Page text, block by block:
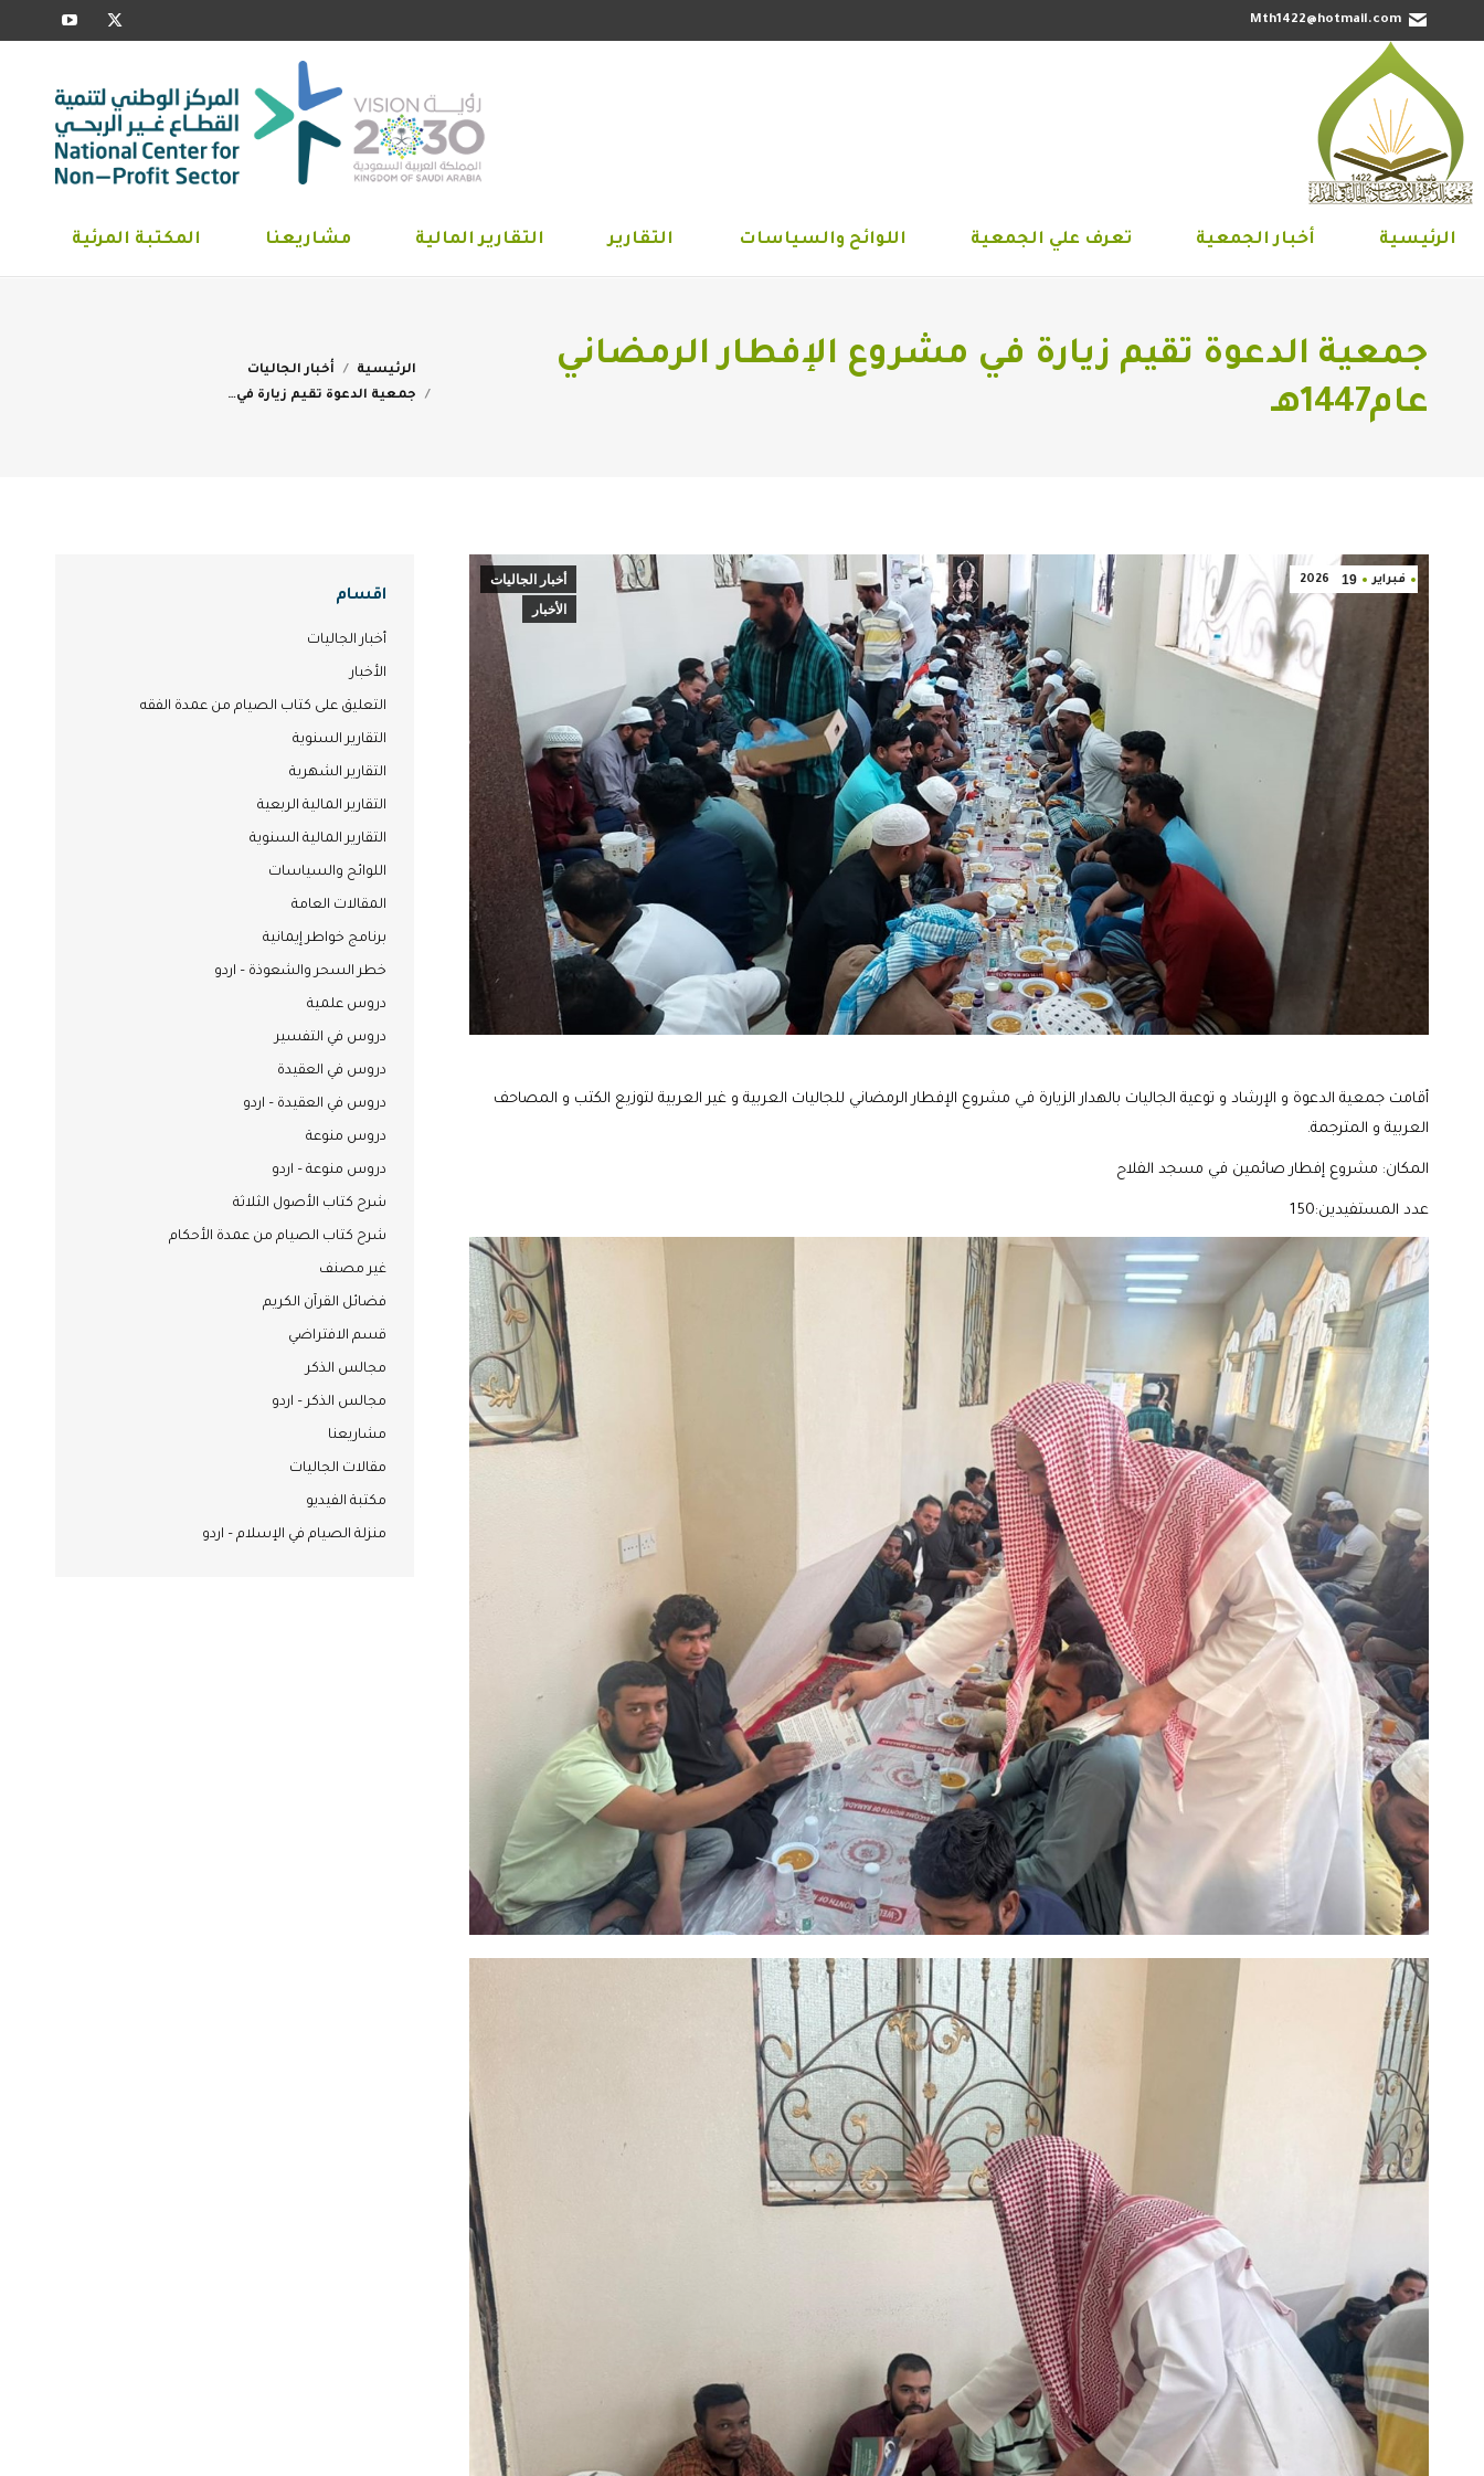
Mth1422@hotmail.com
X
opens
in
new
window
opens
in
new
window
الرئيسية أخبار الجمعية تعرف علي الجمعية اللوائح والسياسات التقارير التقارير المالية مشاريعنا المكتبة المرئية
جمعية الدعوة تقيم زيارة في مشروع الإفطار الرمضاني
عام1447هـ
You are here:
الرئيسية
أخبار الجاليات
جمعية الدعوة تقيم زيارة في…
فبراير 19
2026
أخبار الجاليات
الأخبار
أقامت جمعية الدعوة و الإرشاد و توعية الجاليات بالهدار الزيارة في مشروع الإفطار الرمضاني للجاليات العربية و غير العربية لتوزيع الكتب و المصاحف
العربية و المترجمة.
المكان: مشروع إفطار صائمين في مسجد الفلاح
عدد المستفيدين:150
اقسام
أخبار الجاليات
الأخبار
التعليق على كتاب الصيام من عمدة الفقه
التقارير السنوية
التقارير الشهرية
التقارير المالية الربعية
التقارير المالية السنوية
اللوائح والسياسات
المقالات العامة
برنامج خواطر إيمانية
خطر السحر والشعوذة – اردو
دروس علمية
دروس في التفسير
دروس في العقيدة
دروس في العقيدة – اردو
دروس منوعة
دروس منوعة – اردو
شرح كتاب الأصول الثلاثة
شرح كتاب الصيام من عمدة الأحكام
غير مصنف
فضائل القرآن الكريم
قسم الافتراضي
مجالس الذكر
مجالس الذكر – اردو
مشاريعنا
مقالات الجاليات
مكتبة الفيديو
منزلة الصيام في الإسلام – اردو
الرئيسية أخبار الجمعية تعرف علي الجمعية اللوائح والسياسات التقارير التقارير المالية مشاريعنا المكتبة المرئية